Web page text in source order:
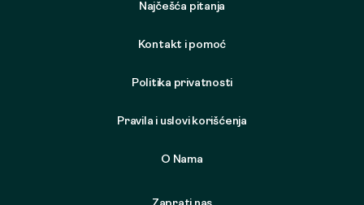
Najčešća pitanja
Kontakt i pomoć
Politika privatnosti
Pravila i uslovi korišćenja
O Nama